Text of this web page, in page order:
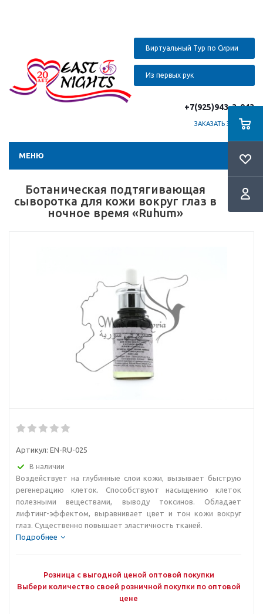
Виртуальный Тур по Сирии
Из первых рук
+7(925)943-3-943
ЗАКАЗАТЬ ЗВОНОК
МЕНЮ
Ботаническая подтягивающая
сыворотка для кожи вокруг глаз в
ночное время «Ruhum»
Артикул: EN-RU-025
В наличии
Воздействует на глубинные слои кожи, вызывает быструю
регенерацию клеток. Способствуют насыщению клеток
полезными веществами, выводу токсинов. Обладает
лифтинг-эффектом, выравнивает цвет и тон кожи вокруг
глаз. Существенно повышает эластичность тканей.
Подробнее
Розница с выгодной ценой оптовой покупки
Выбери количество своей розничной покупки по оптовой
цене